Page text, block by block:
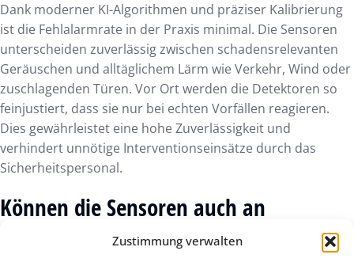
Zustimmung verwalten
Dank moderner KI-Algorithmen und präziser Kalibrierung
ist die Fehlalarmrate in der Praxis minimal. Die Sensoren
unterscheiden zuverlässig zwischen schadensrelevanten
Geräuschen und alltäglichem Lärm wie Verkehr, Wind oder
zuschlagenden Türen. Vor Ort werden die Detektoren so
feinjustiert, dass sie nur bei echten Vorfällen reagieren.
Dies gewährleistet eine hohe Zuverlässigkeit und
verhindert unnötige Interventionseinsätze durch das
Sicherheitspersonal.
Können die Sensoren auch an
historischen oder denkmalgeschützten